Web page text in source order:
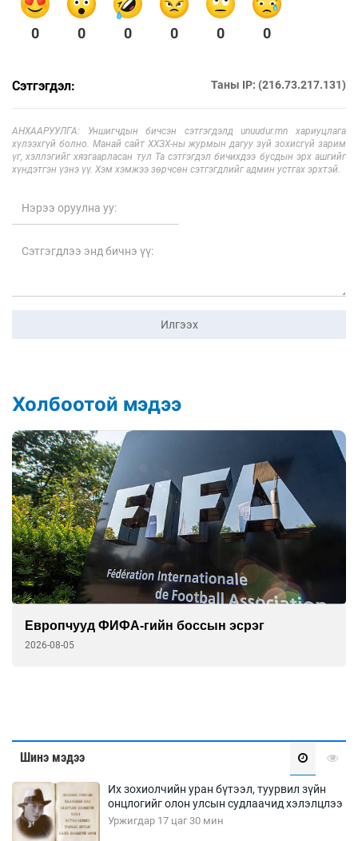
0 0 0 0 0 0
Сэтгэгдэл: Таны IP: (216.73.217.131)
АНХААРУУЛГА: Уншигчдын бичсэн сэтгэгдэлд unuudur.mn хариуцлага
хүлээхгүй болно. Манай сайт ХХЗХ-ны журмын дагуу зүй зохисгүй зарим
үг, хэллэгийг хязгаарласан тул Та сэтгэгдэл бичихдээ бусдын эрх ашгийг
хүндэтгэн үзнэ үү. Хэм хэмжээ зөрчсөн сэтгэгдлийг админ устгах эрхтэй.
Илгээх
Холбоотой мэдээ
Европчууд ФИФА-гийн боссын эсрэг
2026-08-05
Шинэ мэдээ
Их зохиолчийн уран бүтээл, туурвил зүйн
онцлогийг олон улсын судлаачид хэлэлцлээ
Уржигдар 17 цаг 30 мин